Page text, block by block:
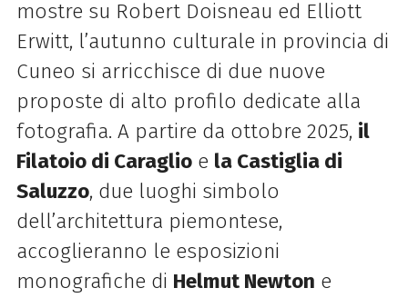
mostre su Robert Doisneau ed Elliott
Erwitt, l’autunno culturale in provincia di
Cuneo si arricchisce di due nuove
proposte di alto profilo dedicate alla
fotografia. A partire da ottobre 2025, il
Filatoio di Caraglioe la Castiglia di
Saluzzo, due luoghi simbolo
dell’architettura piemontese,
accoglieranno le esposizioni
monografiche di Helmut Newton e